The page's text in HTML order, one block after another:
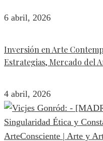
6 abril, 2026
Inversión en Arte
Estrategias, Mercado del
4 abril, 2026